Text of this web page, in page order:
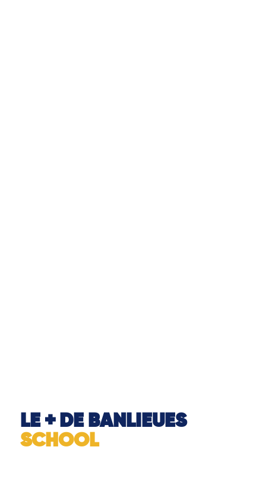
LE + DE BANLIEUES
SCHOOL